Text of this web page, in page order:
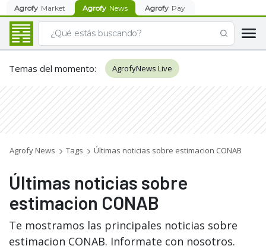
Agrofy Market Agrofy News Agrofy Pay
Temas del momento: AgrofyNews Live
Agrofy News Tags Últimas noticias sobre estimacion CONAB
Últimas noticias sobre
estimacion CONAB
Te mostramos las principales noticias sobre
estimacion CONAB. Informate con nosotros.